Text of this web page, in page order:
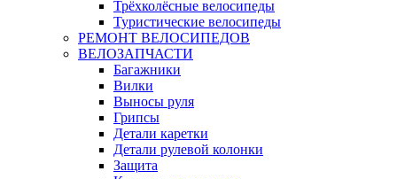
Трёхколёсные велосипеды
Туристические велосипеды
РЕМОНТ ВЕЛОСИПЕДОВ
ВЕЛОЗАПЧАСТИ
Багажники
Вилки
Выносы руля
Грипсы
Детали каретки
Детали рулевой колонки
Защита